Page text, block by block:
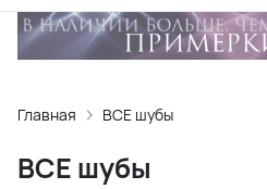
Главная ВСЕ шубы
ВСЕ шубы